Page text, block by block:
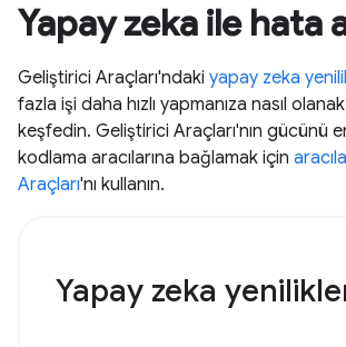
Yapay zeka ile hata
Geliştirici Araçları'ndaki yapay zeka
fazla işi daha hızlı yapmanıza nasıl olanak
keşfedin. Geliştirici Araçları'nın gücünü
kodlama aracılarına bağlamak için
Araçları'nı kullanın.
Yapay zeka